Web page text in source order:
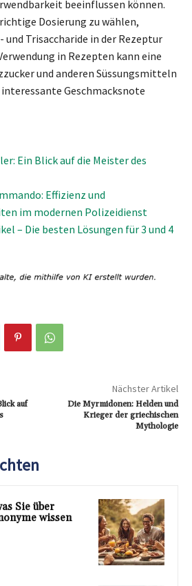
beeinflussen können.
Dosierung zu wählen,
und Trisaccharide in der Rezeptur
in Rezepten kann eine
und anderen Süssungsmitteln
Geschmacksnote
Ein Blick auf die Meister des
Effizienz und
im modernen Polizeidienst
– Die besten Lösungen für 3 und 4
auf
Nächster Artikel
Die Myrmidonen: Helden und
Krieger der griechischen
Mythologie
Sie über
wissen